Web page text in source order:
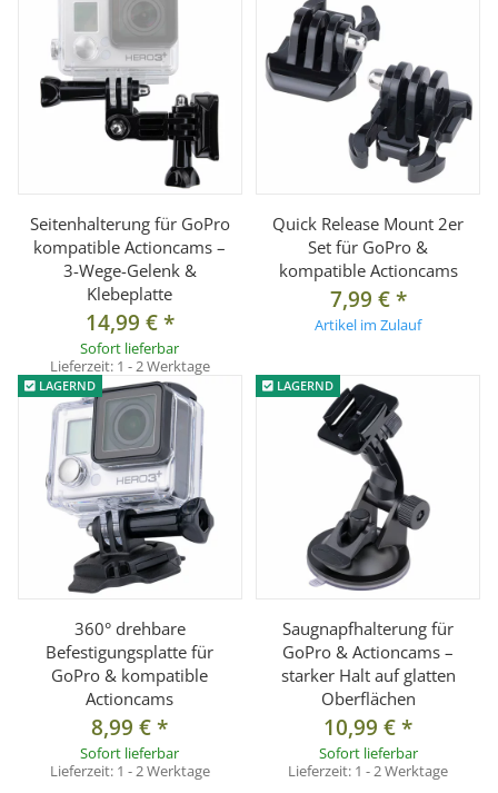
Seitenhalterung für GoPro
kompatible Actioncams –
3-Wege-Gelenk &
Klebeplatte
14,99 €*
Sofort lieferbar
Lieferzeit: 1 - 2 Werktage
Quick Release Mount 2er
Set für GoPro &
kompatible Actioncams
7,99 €*
Artikel im Zulauf
LAGERND
360° drehbare
Befestigungsplatte für
GoPro & kompatible
Actioncams
8,99 €*
Sofort lieferbar
Lieferzeit: 1 - 2 Werktage
LAGERND
Saugnapfhalterung für
GoPro & Actioncams –
starker Halt auf glatten
Oberflächen
10,99 €*
Sofort lieferbar
Lieferzeit: 1 - 2 Werktage